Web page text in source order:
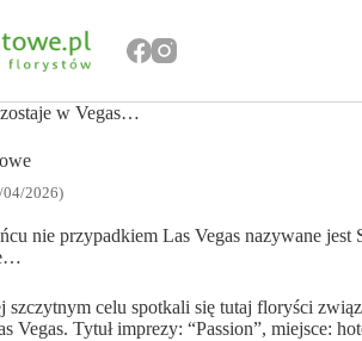
w Vegas…
04/2026)
nie przypadkiem Las Vegas nazywane
szczytnym celu spotkali się tutaj floryści
Vegas. Tytuł imprezy: “Passion”, miejsce: